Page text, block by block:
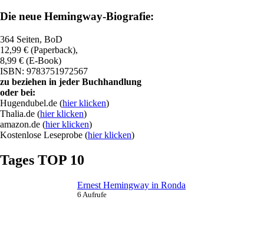
Die neue Hemingway-Biografie:
364 Seiten, BoD
12,99 € (Paperback),
8,99 € (E-Book)
ISBN: 9783751972567
zu beziehen in jeder Buchhandlung
oder bei:
Hugendubel.de (hier klicken)
Thalia.de (hier klicken)
amazon.de (hier klicken)
Kostenlose Leseprobe (hier klicken)
Tages TOP 10
Ernest Hemingway in Ronda
6 Aufrufe